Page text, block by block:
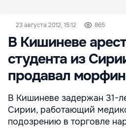
23 августа 2012, 15:12 865
В Кишиневе
студента из
продавал морфин
В Кишиневе задержан 31-
Сирии, работающий
подозрению в торговле